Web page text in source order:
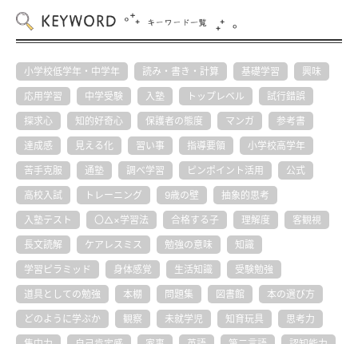
小学校低学年・中学年 読み・書き・計算 基礎学習 興味
応用学習 中学受験 入塾 トップレベル 試行錯誤
探求心 知的好奇心 保護者の態度 マンガ 参考書
達成感 見える化 習い事 指導要領 小学校高学年
苦手克服 通塾 調べ学習 ピンポイント活用 公式
高校入試 トレーニング 9歳の壁 抽象的思考
入塾テスト 〇△×学習法 合格する子 理解度 客観視
長文読解 ケアレスミス 勉強の意味 知識
学習ピラミッド 身体感覚 生活知識 受験勉強
道具としての勉強 本棚 問題集 図書館 本の選び方
どのように学ぶか 観察 未就学児 知育玩具 思考力